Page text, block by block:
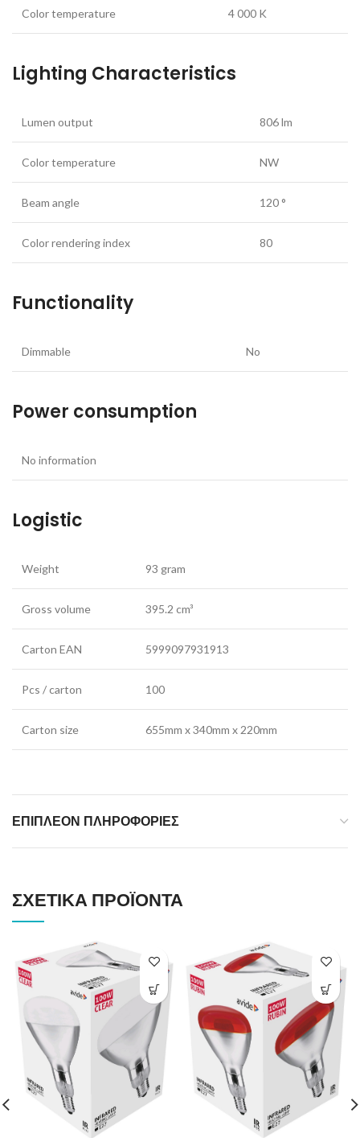
Color temperature 4 000 K
Lighting Characteristics
Lumen output 806 lm
Color temperature NW
Beam angle 120 °
Color rendering index 80
Functionality
Dimmable No
Power consumption
No information
Logistic
Weight 93 gram
Gross volume 395.2 cm³
Carton EAN 5999097931913
Pcs / carton 100
Carton size 655mm x 340mm x 220mm
ΕΠΙΠΛΈΟΝ ΠΛΗΡΟΦΟΡΊΕΣ
ΣΧΕΤΙΚΆ ΠΡΟΪΌΝΤΑ